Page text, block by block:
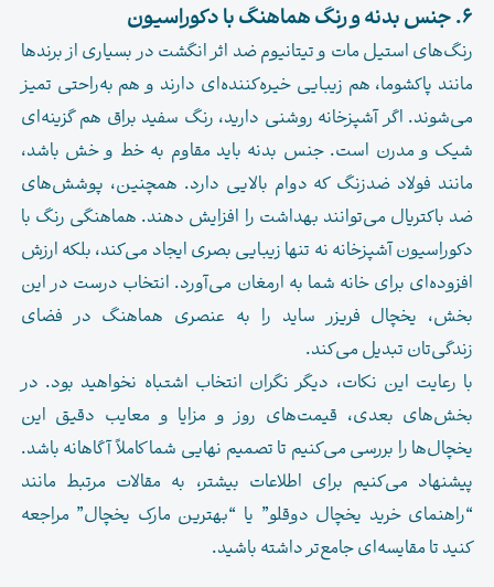
۶. جنس بدنه و رنگ هماهنگ با دکوراسیون
رنگ‌های استیل مات و تیتانیوم ضد اثر انگشت در بسیاری از برندها
مانند پاکشوما، هم زیبایی خیره‌کننده‌ای دارند و هم به‌راحتی تمیز
می‌شوند. اگر آشپزخانه روشنی دارید، رنگ سفید براق هم گزینه‌ای
شیک و مدرن است. جنس بدنه باید مقاوم به خط و خش باشد،
مانند فولاد ضدزنگ که دوام بالایی دارد. همچنین، پوشش‌های
ضد باکتریال می‌توانند بهداشت را افزایش دهند. هماهنگی رنگ با
دکوراسیون آشپزخانه نه تنها زیبایی بصری ایجاد می‌کند، بلکه ارزش
افزوده‌ای برای خانه شما به ارمغان می‌آورد. انتخاب درست در این
بخش، یخچال فریزر ساید را به عنصری هماهنگ در فضای
زندگی‌تان تبدیل می‌کند.
با رعایت این نکات، دیگر نگران انتخاب اشتباه نخواهید بود. در
بخش‌های بعدی، قیمت‌های روز و مزایا و معایب دقیق این
یخچال‌ها را بررسی می‌کنیم تا تصمیم نهایی شما کاملاً آگاهانه باشد.
پیشنهاد می‌کنیم برای اطلاعات بیشتر، به مقالات مرتبط مانند
“راهنمای خرید یخچال دوقلو” یا “بهترین مارک یخچال” مراجعه
کنید تا مقایسه‌ای جامع‌تر داشته باشید.